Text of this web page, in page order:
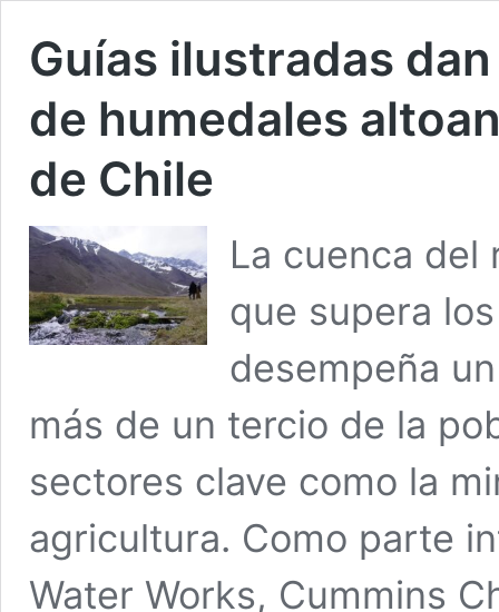
Guías ilustradas
de humedales
de Chile
La cuenca del
que supera
desempeña
más de un tercio de la
sectores clave como la
agricultura. Como parte
Water Works, Cummins